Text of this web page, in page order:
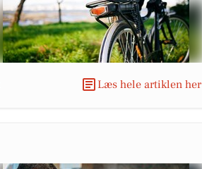
Læs hele artiklen her